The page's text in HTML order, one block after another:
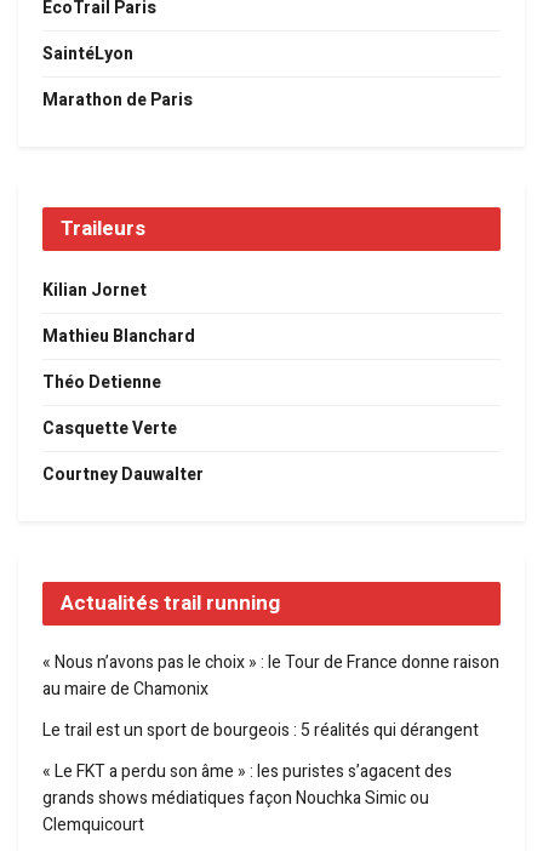
EcoTrail Paris
SaintéLyon
Marathon de Paris
Traileurs
Kilian Jornet
Mathieu Blanchard
Théo Detienne
Casquette Verte
Courtney Dauwalter
Actualités trail running
« Nous n’avons pas le choix » : le Tour de France donne raison
au maire de Chamonix
Le trail est un sport de bourgeois : 5 réalités qui dérangent
« Le FKT a perdu son âme » : les puristes s’agacent des
grands shows médiatiques façon Nouchka Simic ou
Clemquicourt